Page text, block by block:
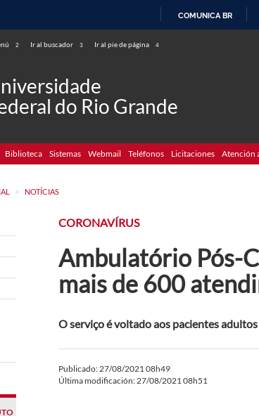
COMUNICA BR
2 Ir al buscador 3 Ir al pie de página 4
do Rio Grande
Biblioteca Sistemas Webmail Teléfonos Licitaciones Atención
> NOTÍCIAS
CORONAVÍRUS
Ambulatório Pós-
mais de 600
O serviço é voltado aos pacientes
Publicado: 27/08/2021 08h49
Última modificación: 27/08/2021 08h51